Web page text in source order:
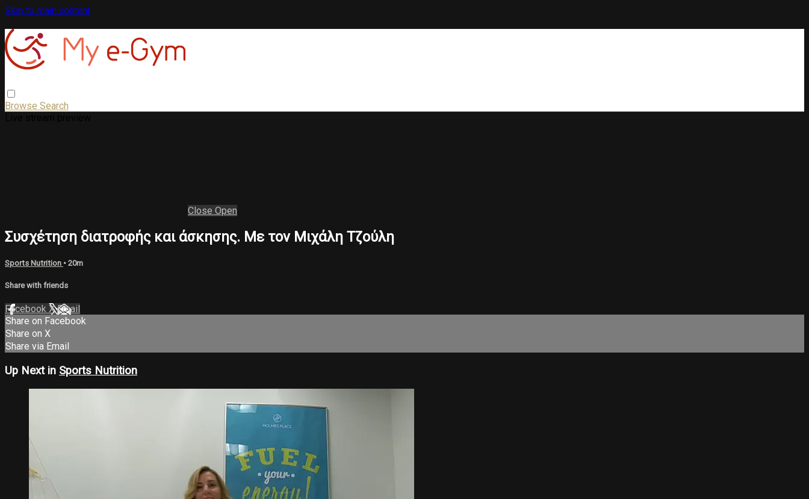
Skip to main content
Browse Search
Close Open
Συσχέτηση διατροφής και άσκησης. Με τον Μιχάλη Τζούλη
Sports Nutrition • 20m
Share with friends
Facebook XEmail
Share on Facebook
Share on X
Share via Email
Up Next in Sports Nutrition